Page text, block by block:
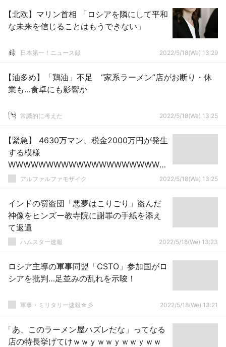
【北欧】マリン首相 「ロシアを隣にして平和
な未来を信じることはもうできない」
日本第一！ニュース録 2022/5/18(We) 13:29
【油多め】「鶏油」不足 “家系ラーメン”店がお断り・休
業も…食卓にも影響か
常識的に考えた 2022/5/18(We) 13:25
【緊急】 4630万マン、税金2000万円が発生
する模様
WWWWWWWWWWWWWWWWWWWWW
W
アルファルファモザイク 2022/5/18(We) 13:25
インドの窃盗団「悪夢はこりごり」盗んだ
神像をヒンズー教寺院に謝罪の手紙を添え
て返還
ハムスター速報 2022/5/18(We) 13:23
ロシア主導の軍事同盟「CSTO」参加国がロ
シアを批判…足並みの乱れを示唆！
軍事・ミリタリー速報☆彡 2022/5/18(We) 13:21
「あ、このラーメン屋ハズレだな」ってなる
店の特長挙げてけｗｗｙｗｗｙｗｗｙｗｗ